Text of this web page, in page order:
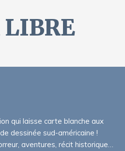
qui laisse carte blanche aux
dessinée sud-américaine !
aventures, récit historique…